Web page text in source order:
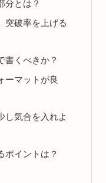
分とは？
突破率を上げる
書くべきか？
ーマットが良
し気合を入れよ
ポイントは？